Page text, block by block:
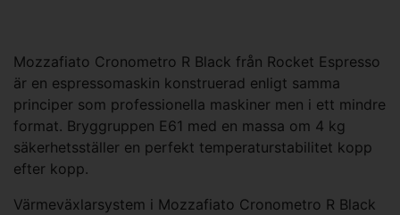
Mozzafiato Cronometro R Black från Rocket Espresso
är en espressomaskin konstruerad enligt samma
principer som professionella maskiner men i ett mindre
format. Bryggruppen E61 med en massa om 4 kg
säkerhetsställer en perfekt temperaturstabilitet kopp
efter kopp.
Värmeväxlarsystem i Mozzafiato Cronometro R Black